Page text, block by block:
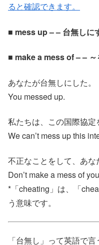
ると確認できます。
■ mess up – – 台無しに
■ make a mess of – –
あなたが台無しにした。
You messed up.
私たちは、この国際協定
We can’t mess up this
不正なことをして、あな
Don’t make a mess of
*「cheating」は、「
う意味です。
「台無し」って英語で